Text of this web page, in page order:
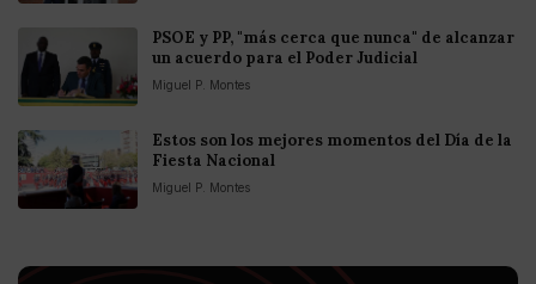
PSOE y PP, "más cerca que nunca" de alcanzar
un acuerdo para el Poder Judicial
Miguel P. Montes
Estos son los mejores momentos del Día de la
Fiesta Nacional
Miguel P. Montes